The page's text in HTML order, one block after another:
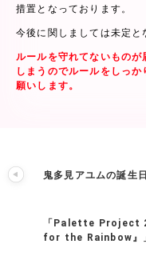
措置となっております。
今後に関しましては未定と
ルールを守れてないもの
しまうのでルールをしっ
願いします。
鬼多見アユムの誕生
「Palette Project
for the Rainbow』